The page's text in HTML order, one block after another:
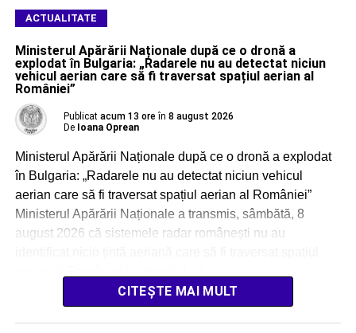
ACTUALITATE
Ministerul Apărării Naționale după ce o dronă a
explodat în Bulgaria: „Radarele nu au detectat niciun
vehicul aerian care să fi traversat spațiul aerian al
României”
Publicat acum 13 ore în 8 august 2026
De Ioana Oprean
Ministerul Apărării Naționale după ce o dronă a explodat
în Bulgaria: „Radarele nu au detectat niciun vehicul
aerian care să fi traversat spațiul aerian al României”
Ministerul Apărării Naționale a transmis, sâmbătă, 8
august 2026 că sistemele radar românești nu au
CITEȘTE MAI MULT